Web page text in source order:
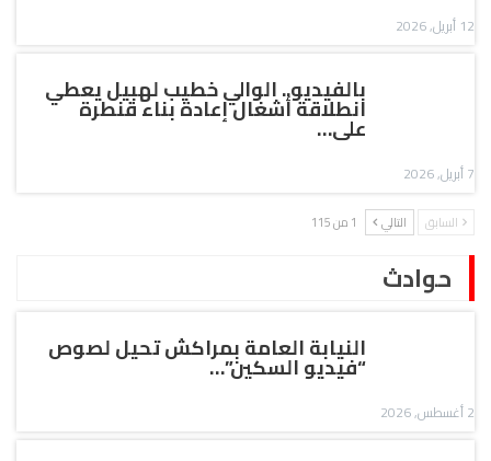
12 أبريل, 2026
بالفيديو.. الوالي خطيب لهبيل يعطي
انطلاقة أشغال إعادة بناء قنطرة
على…
7 أبريل, 2026
السابق التالي 1 من 115
حوادث
النيابة العامة بمراكش تحيل لصوص
“فيديو السكين”…
2 أغسطس, 2026